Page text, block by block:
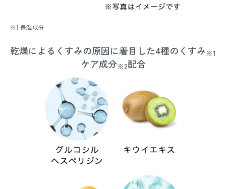
※1 保湿成分
乾燥によるくすみの原因に着目した4種のくすみ ※1
ケア成分※2配合